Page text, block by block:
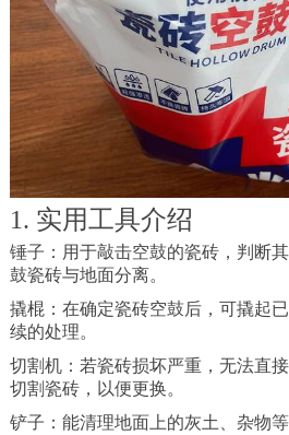
1. 实用工具介绍
锤子：用于敲击空鼓的瓷砖，判断
鼓瓷砖与地面分离。
撬棍：在确定瓷砖空鼓后，可撬起
续的处理。
切割机：若瓷砖损坏严重，无法直
切割瓷砖，以便更换。
铲子：能清理地面上的灰土、杂物